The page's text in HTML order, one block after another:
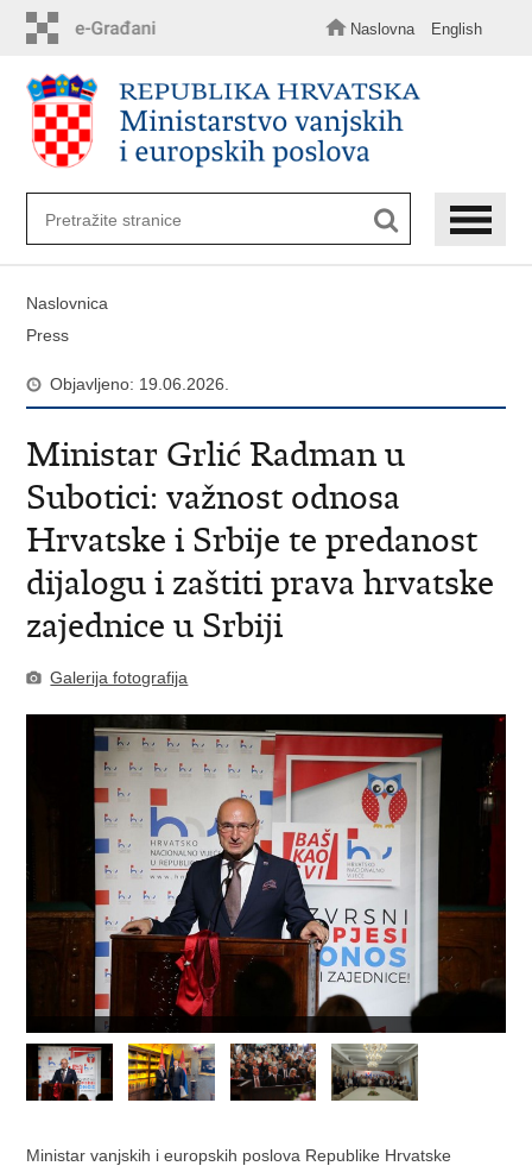
sadržaj
Naslovna English
Naslovnica
Press
Objavljeno: 19.06.2026.
Ministar Grlić Radman u
Subotici: važnost odnosa
Hrvatske i Srbije te predanost
dijalogu i zaštiti prava hrvatske
zajednice u Srbiji
Galerija fotografija
Ministar vanjskih i europskih poslova Republike Hrvatske